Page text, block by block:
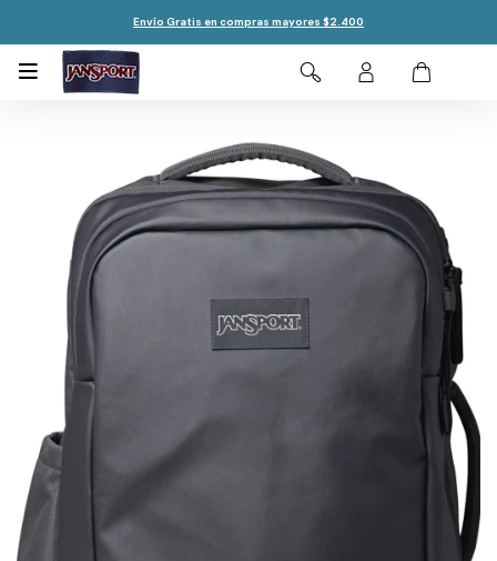
Envío Gratis en compras mayores $2.400
